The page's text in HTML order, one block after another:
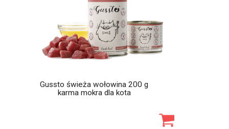
Gussto świeża wołowina 200 g
karma mokra dla kota